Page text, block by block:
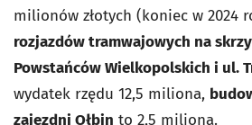
milionów złotych (koniec w 2024
rozjazdów tramwajowych na
Powstańców Wielkopolskich i ul.
wydatek rzędu 12,5 miliona,
zajezdni Ołbin to 2,5 miliona.